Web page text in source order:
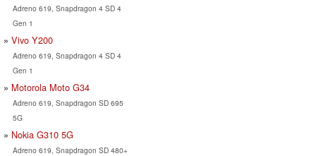
Adreno 619, Snapdragon 4 SD 4
Gen 1
Vivo Y200
Adreno 619, Snapdragon 4 SD 4
Gen 1
Motorola Moto G34
Adreno 619, Snapdragon SD 695
5G
Nokia G310 5G
Adreno 619, Snapdragon SD 480+